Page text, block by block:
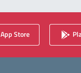
App Store